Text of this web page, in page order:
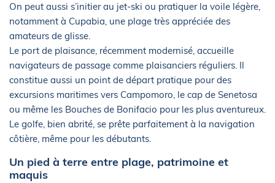
On peut aussi s’initier au jet-ski ou pratiquer la voile légère,
notamment à Cupabia, une plage très appréciée des
amateurs de glisse.
Le port de plaisance, récemment modernisé, accueille
navigateurs de passage comme plaisanciers réguliers. Il
constitue aussi un point de départ pratique pour des
excursions maritimes vers Campomoro, le cap de Senetosa
ou même les Bouches de Bonifacio pour les plus aventureux.
Le golfe, bien abrité, se prête parfaitement à la navigation
côtière, même pour les débutants.
Un pied à terre entre plage, patrimoine et
maquis